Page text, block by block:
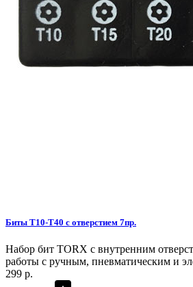
Биты T10-T40 с отверстием 7пр.
Набор бит TORX с внутренним
работы с ручным, пневматическим и
299 р.